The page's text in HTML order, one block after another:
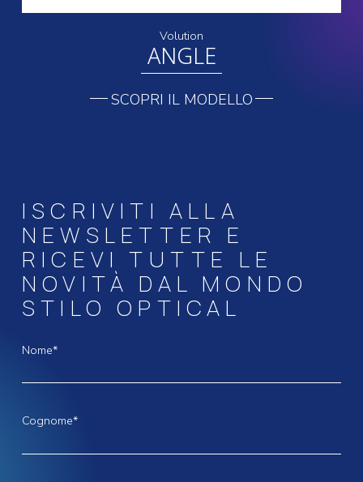
Volution
ANGLE
SCOPRI IL MODELLO
ISCRIVITI ALLA
NEWSLETTER E
RICEVI TUTTE LE
NOVITÀ DAL MONDO
STILO OPTICAL
Nome*
Cognome*